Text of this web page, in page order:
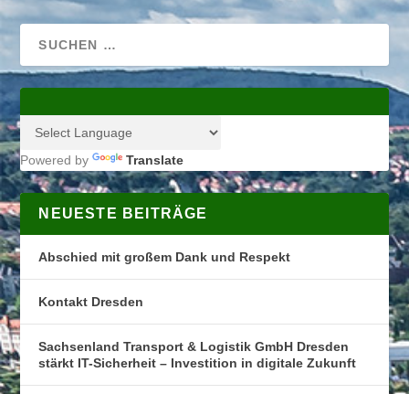
Powered by Translate
NEUESTE BEITRÄGE
Abschied mit großem Dank und Respekt
Kontakt Dresden
Sachsenland Transport & Logistik GmbH Dresden
stärkt IT-Sicherheit – Investition in digitale Zukunft